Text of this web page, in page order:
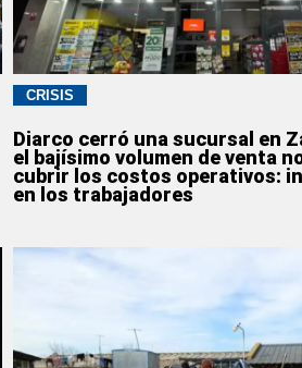
CRISIS
Diarco cerró una sucursal en
el bajísimo volumen de venta
cubrir los costos operativos:
en los trabajadores